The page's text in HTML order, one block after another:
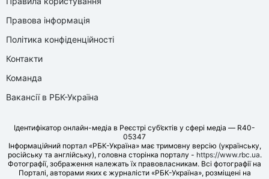
Правова інформація
Політика конфіденційності
Контакти
Команда
Вакансії в РБК-Україна
Ідентифікатор онлайн-медіа в Реєстрі суб’єктів у сфері медіа — R40-
05347
Інформаційний портал «РБК-Україна» має тримовну версію (українську,
російську та англійську), головна сторінка порталу - https://www.rbc.ua.
Фотографії, зображення належать їх правовласникам. Всі фотографії на
Порталі, авторами яких є журналісти «РБК-Україна», розміщені на